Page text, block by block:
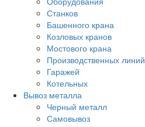
Станков
Башенного крана
Козловых кранов
Мостового крана
Производственных линий
Гаражей
Котельных
Вывоз металла
Черный металл
Самовывоз